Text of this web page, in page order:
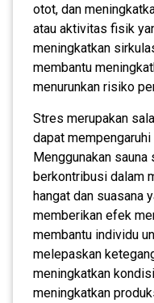
otot, dan
atau aktivitas fisik
meningkatkan
membantu
menurunkan risiko
Stres merupakan
dapat
Menggunakan
berkontribusi dalam
hangat dan suasana
memberikan efek
membantu individu
melepaskan
meningkatkan
meningkatkan